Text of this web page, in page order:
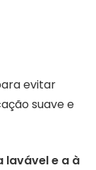
evitar
suave e
lavável e a à